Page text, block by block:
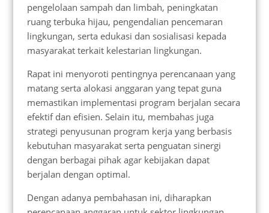
pengelolaan sampah dan limbah, peningkatan
ruang terbuka hijau, pengendalian pencemaran
lingkungan, serta edukasi dan sosialisasi kepada
masyarakat terkait kelestarian lingkungan.
Rapat ini menyoroti pentingnya perencanaan yang
matang serta alokasi anggaran yang tepat guna
memastikan implementasi program berjalan secara
efektif dan efisien. Selain itu, membahas juga
strategi penyusunan program kerja yang berbasis
kebutuhan masyarakat serta penguatan sinergi
dengan berbagai pihak agar kebijakan dapat
berjalan dengan optimal.
Dengan adanya pembahasan ini, diharapkan